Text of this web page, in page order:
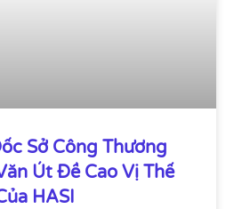
Sở Công Thương
Út Đề Cao Vị Thế
HASI